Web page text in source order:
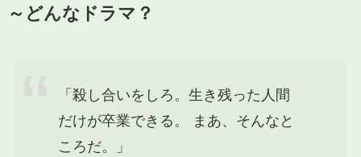
～どんなドラマ？
「殺し合いをしろ。生き残った人間
だけが卒業できる。 まあ、そんなと
ころだ。」